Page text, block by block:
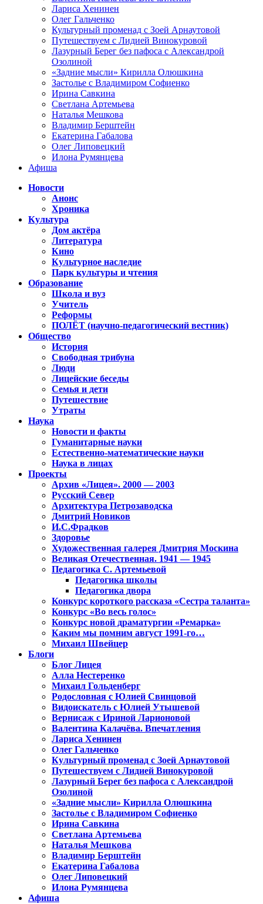
Лариса Хенинен
Олег Гальченко
Культурный променад с Зоей Арнаутовой
Путешествуем с Лидией Винокуровой
Лазурный Берег без пафоса с Александрой
Озолиной
«Задние мысли» Кирилла Олюшкина
Застолье с Владимиром Софиенко
Ирина Савкина
Светлана Артемьева
Наталья Мешкова
Владимир Берштейн
Екатерина Габалова
Олег Липовецкий
Илона Румянцева
Афиша
Новости
Анонс
Хроника
Культура
Дом актёра
Литература
Кино
Культурное наследие
Парк культуры и чтения
Образование
Школа и вуз
Учитель
Реформы
ПОЛЁТ (научно-педагогический вестник)
Общество
История
Свободная трибуна
Люди
Лицейские беседы
Семья и дети
Путешествие
Утраты
Наука
Новости и факты
Гуманитарные науки
Естественно-математические науки
Наука в лицах
Проекты
Архив «Лицея». 2000 — 2003
Русский Север
Архитектура Петрозаводска
Дмитрий Новиков
И.С.Фрадков
Здоровье
Художественная галерея Дмитрия Москина
Великая Отечественная. 1941 — 1945
Педагогика С. Артемьевой
Педагогика школы
Педагогика двора
Конкурс короткого рассказа «Сестра таланта»
Конкурс «Во весь голос»
Конкурс новой драматургии «Ремарка»
Каким мы помним август 1991-го…
Михаил Швейцер
Блоги
Блог Лицея
Алла Нестеренко
Михаил Гольденберг
Родословная с Юлией Свинцовой
Видоискатель с Юлией Утышевой
Вернисаж с Ириной Ларионовой
Валентина Калачёва. Впечатления
Лариса Хенинен
Олег Гальченко
Культурный променад с Зоей Арнаутовой
Путешествуем с Лидией Винокуровой
Лазурный Берег без пафоса с Александрой
Озолиной
«Задние мысли» Кирилла Олюшкина
Застолье с Владимиром Софиенко
Ирина Савкина
Светлана Артемьева
Наталья Мешкова
Владимир Берштейн
Екатерина Габалова
Олег Липовецкий
Илона Румянцева
Афиша